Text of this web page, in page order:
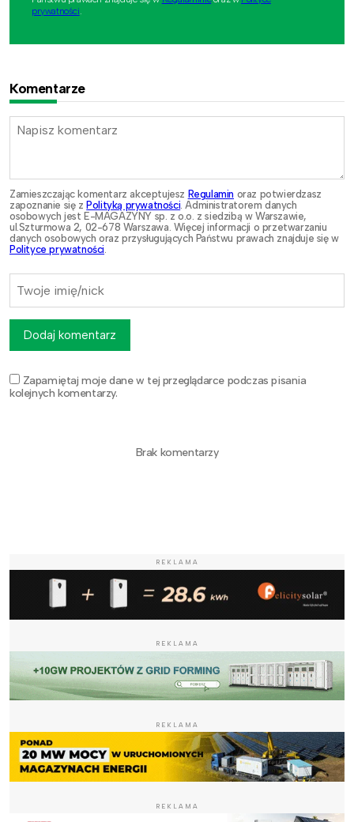
prywatności
Komentarze
Zamieszczając komentarz akceptujesz Regulamin oraz potwierdzasz
zapoznanie się z Polityką prywatności. Administratorem danych
osobowych jest E-MAGAZYNY sp. z o.o. z siedzibą w Warszawie,
ul.Szturmowa 2, 02-678 Warszawa. Więcej informacji o przetwarzaniu
danych osobowych oraz przysługujących Państwu prawach znajduje się w
Polityce prywatności.
Zapamiętaj moje dane w tej przeglądarce podczas pisania
kolejnych komentarzy.
Dodaj komentarz
Brak komentarzy
REKLAMA
REKLAMA
REKLAMA
REKLAMA